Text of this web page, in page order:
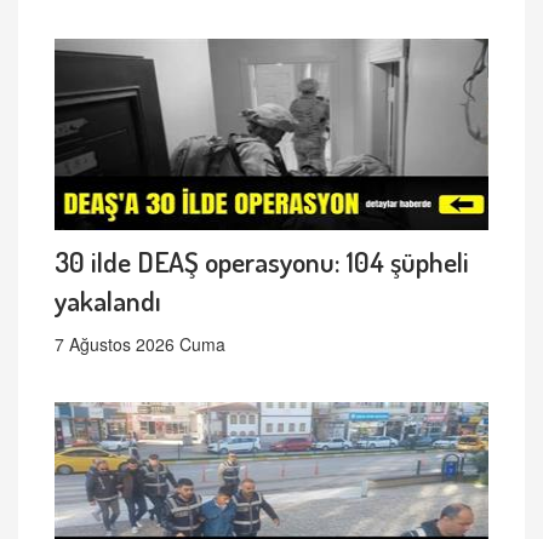
30 ilde DEAŞ operasyonu: 104 şüpheli
yakalandı
7 Ağustos 2026 Cuma